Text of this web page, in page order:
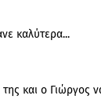
καλύτερα...
και ο Γιώργος